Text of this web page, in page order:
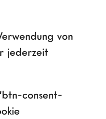
von
jederzeit
consent-